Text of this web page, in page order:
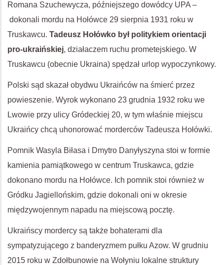
Romana Szuchewycza, późniejszego dowódcy UPA –
dokonali mordu na Hołówce 29 sierpnia 1931 roku w
Truskawcu. Tadeusz Hołówko był politykiem orientacji
pro-ukraińskiej, działaczem ruchu prometejskiego. W
Truskawcu (obecnie Ukraina) spędzał urlop wypoczynkowy.
Polski sąd skazał obydwu Ukraińców na śmierć przez
powieszenie. Wyrok wykonano 23 grudnia 1932 roku we
Lwowie przy ulicy Gródeckiej 20, w tym właśnie miejscu
Ukraińcy chcą uhonorować morderców Tadeusza Hołówki.
Pomnik Wasyla Biłasa i Dmytro Danyłyszyna stoi w formie
kamienia pamiątkowego w centrum Truskawca, gdzie
dokonano mordu na Hołówce. Ich pomnik stoi również w
Gródku Jagiellońskim, gdzie dokonali oni w okresie
międzywojennym napadu na miejscową pocztę.
Ukraińscy mordercy są także bohaterami dla
sympatyzującego z banderyzmem pułku Azow. W grudniu
2015 roku w Zdołbunowie na Wołyniu lokalne struktury